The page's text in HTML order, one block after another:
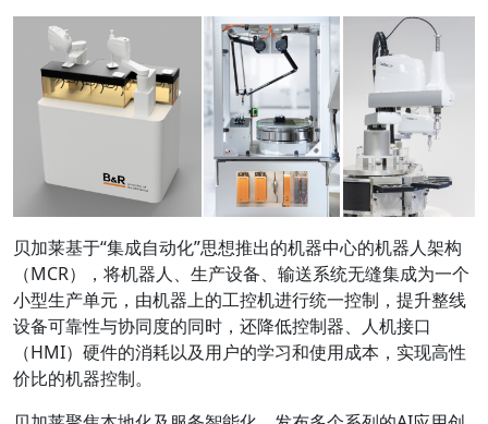
贝加莱基于“集成自动化”思想推出的机器中心的机器人架构
（MCR），将机器人、生产设备、输送系统无缝集成为一个
小型生产单元，由机器上的工控机进行统一控制，提升整线
设备可靠性与协同度的同时，还降低控制器、人机接口
（HMI）硬件的消耗以及用户的学习和使用成本，实现高性
价比的机器控制。